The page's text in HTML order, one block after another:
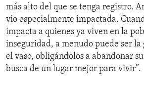
más alto del que se tenga registro.
vio especialmente impactada.
impacta a quienes ya viven en la
inseguridad, a menudo puede ser la
el vaso, obligándolos a abandonar
busca de un lugar mejor para vivir”.